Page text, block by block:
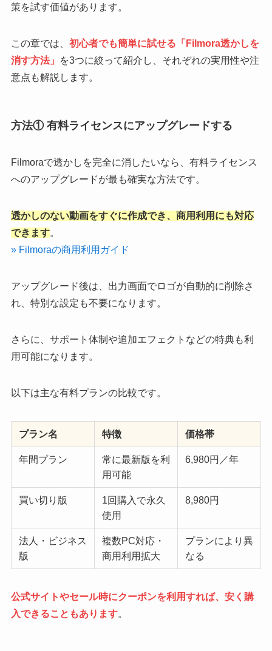
策を試す価値があります。
この章では、 初心者でも簡単に試せる「Filmora透かしを
消す方法」
を3つに絞って紹介し、それぞれの実用性や注
意点も解説します。
方法① 有料ライセンスにアップグレードする
Filmoraで透かしを完全に消したいなら、有料ライセンス
へのアップグレードが最も確実な方法です。
透かしのない動画をすぐに作成でき、商用利用にも対応
できます。
» Filmoraの商用利用ガイド
アップグレード後は、出力画面でロゴが自動的に削除さ
れ、特別な設定も不要になります。
さらに、サポート体制や追加エフェクトなどの特典も利
用可能になります。
以下は主な有料プランの比較です。
プラン名 特徴 価格帯
年間プラン
常に最新版を利
用可能
6,980円／年
買い切り版
1回購入で永久
使用
8,980円
法人・ビジネス
版
複数PC対応・
商用利用拡大
プランにより異
なる
公式サイトやセール時にクーポンを利用すれば、安く購
入できることもあります。